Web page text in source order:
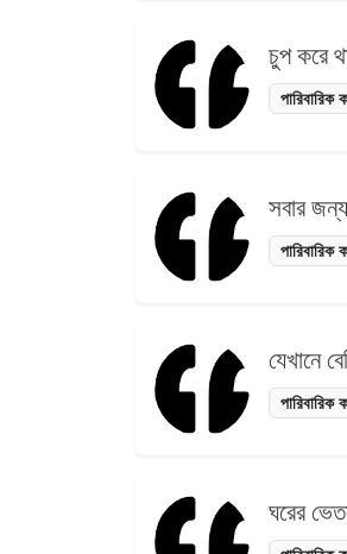
চুপ করে
পারিবারিক
সবার
পারিবারিক
যেখানে
পারিবারিক
ঘরের